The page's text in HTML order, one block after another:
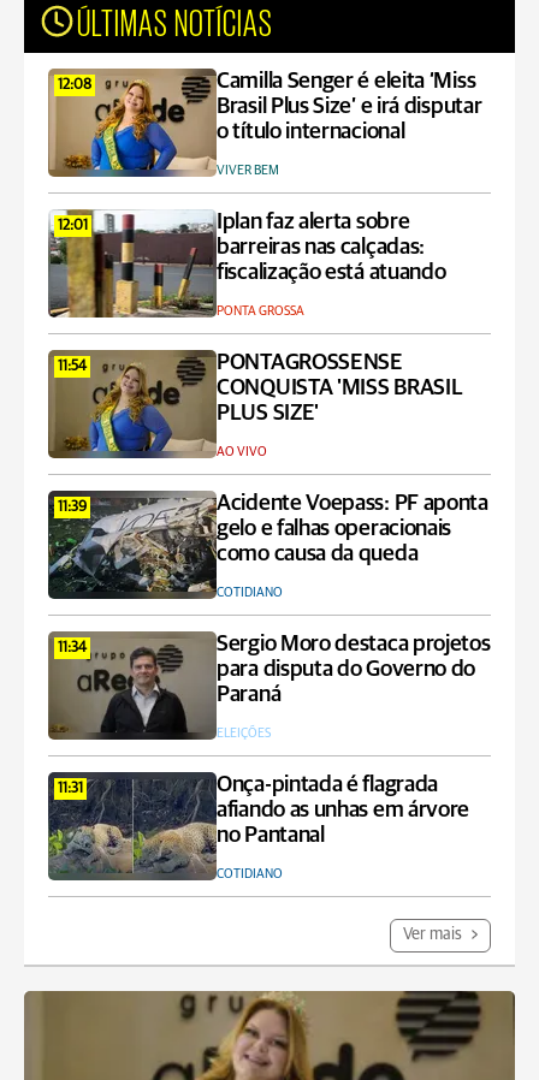
ÚLTIMAS NOTÍCIAS
12:08
Camilla Senger é eleita ‘Miss
Brasil Plus Size’ e irá disputar
o título internacional
VIVER BEM
12:01
Iplan faz alerta sobre
barreiras nas calçadas:
fiscalização está atuando
PONTA GROSSA
11:54
PONTAGROSSENSE
CONQUISTA 'MISS BRASIL
PLUS SIZE'
AO VIVO
11:39
Acidente Voepass: PF aponta
gelo e falhas operacionais
como causa da queda
COTIDIANO
11:34
Sergio Moro destaca projetos
para disputa do Governo do
Paraná
ELEIÇÕES
11:31
Onça-pintada é flagrada
afiando as unhas em árvore
no Pantanal
COTIDIANO
Ver mais